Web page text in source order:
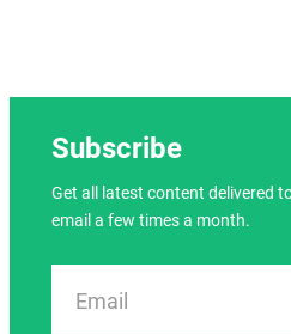
Subscribe
Get all latest content delivered
email a few times a month.